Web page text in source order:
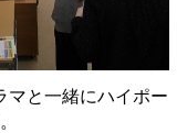
マと一緒にハイポー